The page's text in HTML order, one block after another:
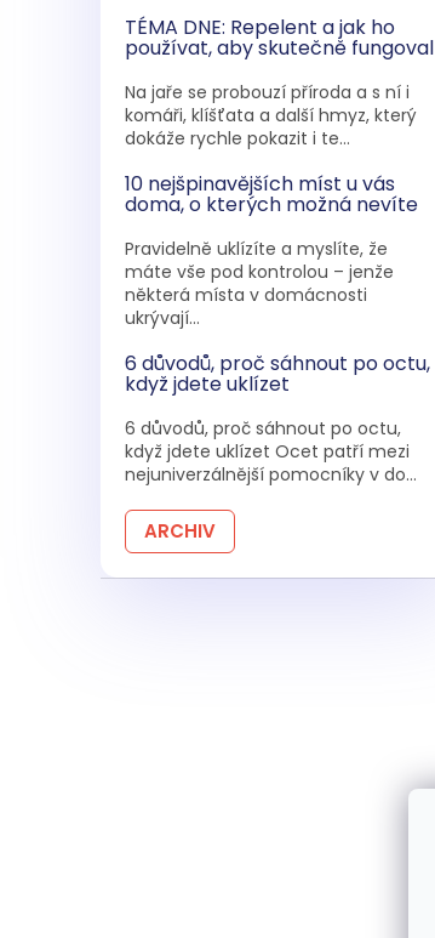
TÉMA DNE: Repelent a jak ho
používat, aby skutečně fungoval
Na jaře se probouzí příroda a s ní i
komáři, klíšťata a další hmyz, který
dokáže rychle pokazit i te...
10 nejšpinavějších míst u vás
doma, o kterých možná nevíte
Pravidelně uklízíte a myslíte, že
máte vše pod kontrolou – jenže
některá místa v domácnosti
ukrývají...
6 důvodů, proč sáhnout po octu,
když jdete uklízet
6 důvodů, proč sáhnout po octu,
když jdete uklízet Ocet patří mezi
nejuniverzálnější pomocníky v do...
ARCHIV